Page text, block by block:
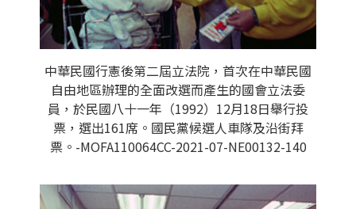
中華民國行憲後第二屆立法院，首次在中華民國
自由地區辦理的全面改選而產生的國會立法委
員，於民國八十一年（1992）12月18日舉行投
票，選出161席。國民黨候選人車隊及沿街拜
票。-MOFA110064CC-2021-07-NE00132-140